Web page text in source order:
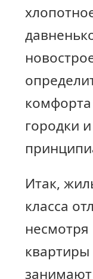
городки
Итак,
класса